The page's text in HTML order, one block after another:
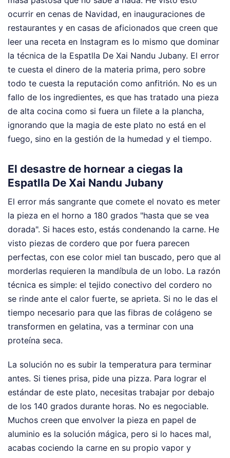
ocurrir en cenas de Navidad, en inauguraciones de
restaurantes y en casas de aficionados que creen que
leer una receta en Instagram es lo mismo que dominar
la técnica de la Espatlla De Xai Nandu Jubany. El error
te cuesta el dinero de la materia prima, pero sobre
todo te cuesta la reputación como anfitrión. No es un
fallo de los ingredientes, es que has tratado una pieza
de alta cocina como si fuera un filete a la plancha,
ignorando que la magia de este plato no está en el
fuego, sino en la gestión de la humedad y el tiempo.
El desastre de hornear a ciegas la
Espatlla De Xai Nandu Jubany
El error más sangrante que comete el novato es meter
la pieza en el horno a 180 grados "hasta que se vea
dorada". Si haces esto, estás condenando la carne. He
visto piezas de cordero que por fuera parecen
perfectas, con ese color miel tan buscado, pero que al
morderlas requieren la mandíbula de un lobo. La razón
técnica es simple: el tejido conectivo del cordero no
se rinde ante el calor fuerte, se aprieta. Si no le das el
tiempo necesario para que las fibras de colágeno se
transformen en gelatina, vas a terminar con una
proteína seca.
La solución no es subir la temperatura para terminar
antes. Si tienes prisa, pide una pizza. Para lograr el
estándar de este plato, necesitas trabajar por debajo
de los 140 grados durante horas. No es negociable.
Muchos creen que envolver la pieza en papel de
aluminio es la solución mágica, pero si lo haces mal,
acabas cociendo la carne en su propio vapor y